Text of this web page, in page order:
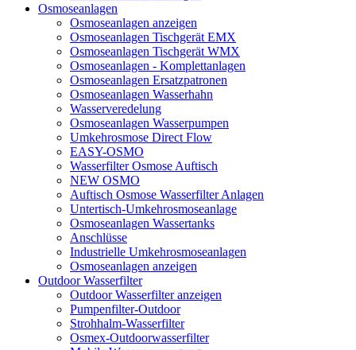
Osmoseanlagen
Osmoseanlagen anzeigen
Osmoseanlagen Tischgerät EMX
Osmoseanlagen Tischgerät WMX
Osmoseanlagen - Komplettanlagen
Osmoseanlagen Ersatzpatronen
Osmoseanlagen Wasserhahn
Wasserveredelung
Osmoseanlagen Wasserpumpen
Umkehrosmose Direct Flow
EASY-OSMO
Wasserfilter Osmose Auftisch
NEW OSMO
Auftisch Osmose Wasserfilter Anlagen
Untertisch-Umkehrosmoseanlage
Osmoseanlagen Wassertanks
Anschlüsse
Industrielle Umkehrosmoseanlagen
Osmoseanlagen anzeigen
Outdoor Wasserfilter
Outdoor Wasserfilter anzeigen
Pumpenfilter-Outdoor
Strohhalm-Wasserfilter
Osmex-Outdoorwasserfilter